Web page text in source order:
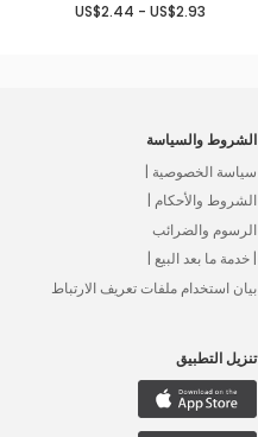
US$2.44 - US$2.93
الشروط والسياسة
سياسة الخصوصية |
الشروط والأحكام |
الرسوم والضرائب
| خدمة ما بعد البيع |
بيان استخدام ملفات تعريف الارتباط
تنزيل التطبيق